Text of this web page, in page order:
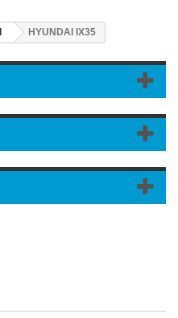
HYUNDAI IX35